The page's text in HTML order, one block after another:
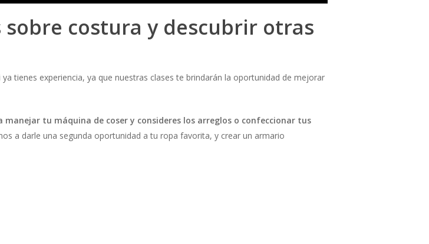
costura y descubrir otras
tienes experiencia, ya que nuestras clases te brindarán la oportunidad de mejorar
tu máquina de coser y consideres los arreglos o confeccionar tus
a darle una segunda oportunidad a tu ropa favorita, y crear un armario